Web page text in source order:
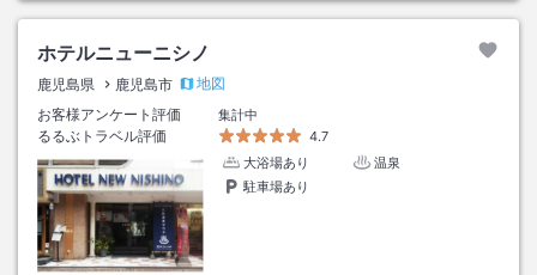
ホテルニューニシノ
鹿児島県 鹿児島市
地図
お客様アンケート評価
集計中
るるぶトラベル評価
4.7
大浴場あり
温泉
駐車場あり